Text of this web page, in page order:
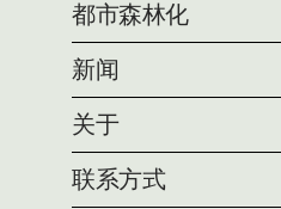
都市森林化
新闻
关于
联系方式